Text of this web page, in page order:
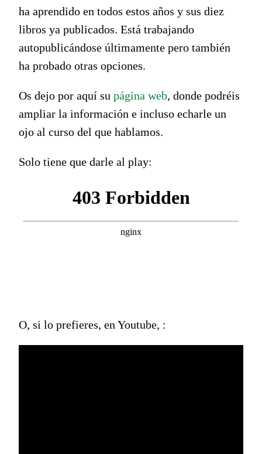
ha aprendido en todos estos años y sus diez
libros ya publicados. Está trabajando
autopublicándose últimamente pero también
ha probado otras opciones.
Os dejo por aquí su página web, donde podréis
ampliar la información e incluso echarle un
ojo al curso del que hablamos.
Solo tiene que darle al play:
O, si lo prefieres, en Youtube, :